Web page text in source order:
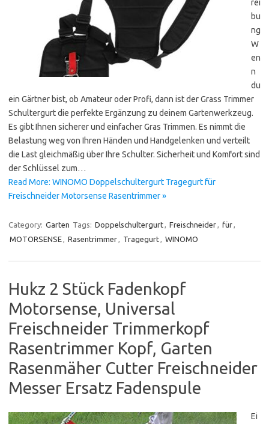
rei
bu
ng
W
en
n
du
ein Gärtner bist, ob Amateur oder Profi, dann ist der Grass Trimmer
Schultergurt die perfekte Ergänzung zu deinem Gartenwerkzeug.
Es gibt Ihnen sicherer und einfacher Gras Trimmen. Es nimmt die
Belastung weg von Ihren Händen und Handgelenken und verteilt
die Last gleichmäßig über Ihre Schulter. Sicherheit und Komfort sind
der Schlüssel zum…
Read More: WINOMO Doppelschultergurt Tragegurt für
Freischneider Motorsense Rasentrimmer »
Category: Garten Tags: Doppelschultergurt, Freischneider, für,
MOTORSENSE, Rasentrimmer, Tragegurt, WINOMO
Hukz 2 Stück Fadenkopf
Motorsense, Universal
Freischneider Trimmerkopf
Rasentrimmer Kopf, Garten
Rasenmäher Cutter Freischneider
Messer Ersatz Fadenspule
Ei